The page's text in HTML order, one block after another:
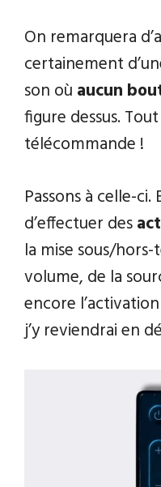
On remarquera
certainement
son où aucun
figure dessus.
télécommande !
Passons à celle-
d’effectuer des
la mise sous/
volume, de la
encore
j’y reviendrai en